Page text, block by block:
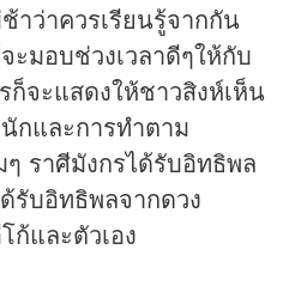
ว่าควรเรียนรู้จากกัน
มอบช่วงเวลาดีๆให้กับ
จะแสดงให้ชาวสิงห์เห็น
กและการทำตาม
ราศีมังกรได้รับอิทธิพล
รับอิทธิพลจากดวง
ก้และตัวเอง